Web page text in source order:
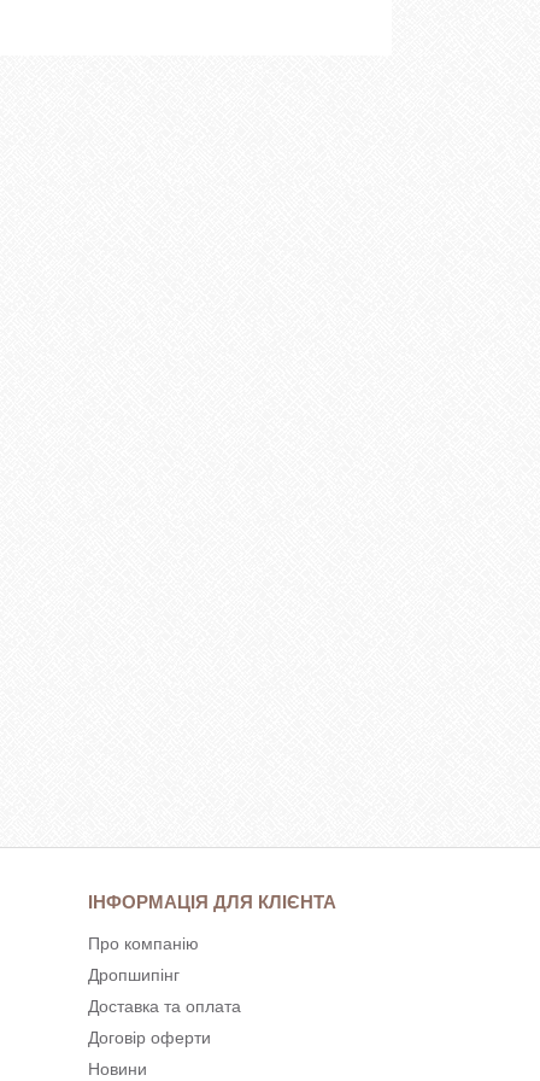
ІНФОРМАЦІЯ ДЛЯ КЛІЄНТА
Про компанію
Дропшипінг
Доставка та оплата
Договір оферти
Новини